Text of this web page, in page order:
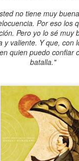
no tiene muy
Por eso los
Pero yo lo sé muy
y valiente. Y que, con
quien puedo confiar
batalla."